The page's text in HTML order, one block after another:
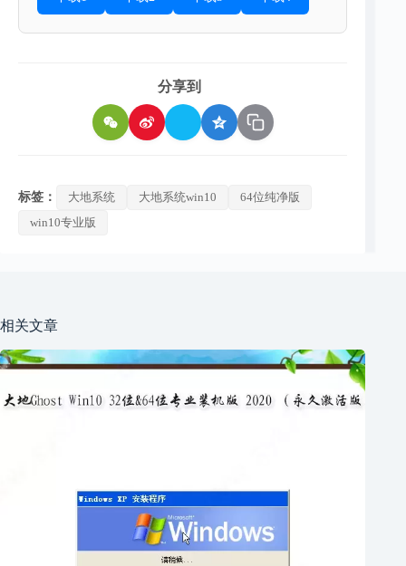
分享到
标签： 大地系统 大地系统win10
64位纯净版
win10专业版
相关文章